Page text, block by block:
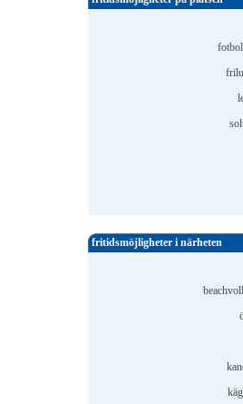
fritidsmöjligheter i närheten